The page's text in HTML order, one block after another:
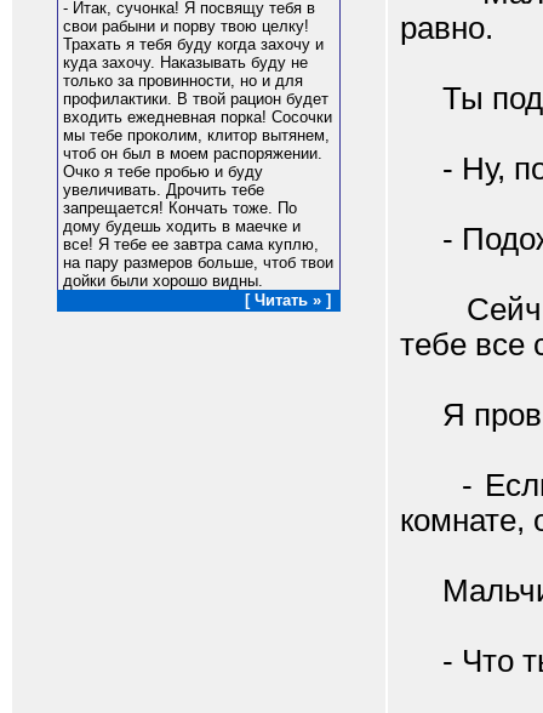
- Итак, сучонка! Я посвящу тебя в
свои рабыни и порву твою целку!
Трахать я тебя буду когда захочу и
куда захочу. Наказывать буду не
только за провинности, но и для
профилактики. В твой рацион будет
входить ежедневная порка! Сосочки
мы тебе проколим, клитор вытянем,
чтоб он был в моем распоряжении.
Очко я тебе пробью и буду
увеличивать. Дрочить тебе
запрещается! Кончать тоже. По
дому будешь ходить в маечке и
все! Я тебе ее завтра сама куплю,
на пару размеров больше, чтоб твои
дойки были хорошо видны.
[ Читать » ]
равно.
Ты
- Ну,
-
Сейчас
тебе все
Я
- Если
комнате,
- Что